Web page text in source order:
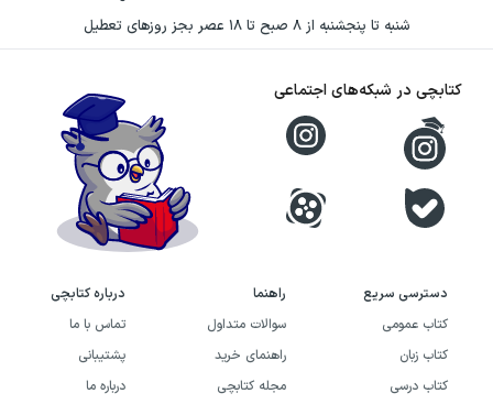
شنبه تا پنجشنبه از ۸ صبح تا ۱۸ عصر بجز روزهای تعطیل
دسترسی سریع
کتاب عمومی
کتاب زبان
کتاب درسی
راهنما
سوالات متداول
راهنمای خرید
مجله کتابچی
درباره کتابچی
تماس با ما
پشتیبانی
درباره ما
کتابچی در شبکه‌های اجتماعی